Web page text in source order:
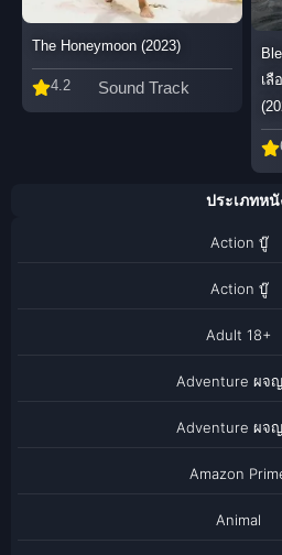
The Honeymoon (2023)
4.2 Sound Track
เ
ประเภทหนั
Action บู๊
Action บู๊
Adult 18+
Adventure ผจ
Adventure ผจ
Amazon
Animal